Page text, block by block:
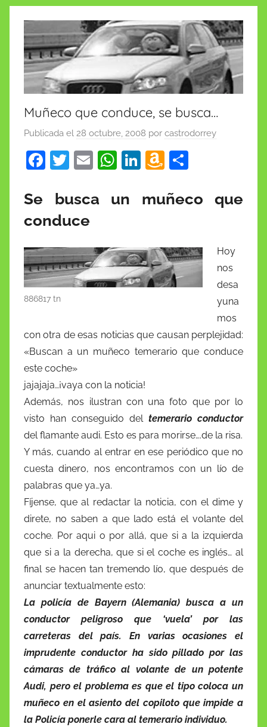
Muñeco que conduce, se busca…
Publicada el 28 octubre, 2008 por castrodorrey
F
c
e
o
o
k
T
itt
er
E
ai
W
at
p
p
Li
k
n
A
a
n
W
is
Li
st
m
tir
Se busca un muñeco que
conduce
886817 tn
Hoy
nos
desa
yuna
mos
con otra de esas noticias que causan perplejidad:
«Buscan a un muñeco temerario que conduce
este coche»
jajajaja…¡vaya con la noticia!
Además, nos ilustran con una foto que por lo
visto han conseguido del temerario conductor
del flamante audi. Esto es para morirse….de la risa.
Y más, cuando al entrar en ese periódico que no
cuesta dinero, nos encontramos con un lío de
palabras que ya…ya.
Fíjense, que al redactar la noticia, con el dime y
direte, no saben a que lado está el volante del
coche. Por aqui o por allá, que si a la izquierda
que si a la derecha, que si el coche es inglés… al
final se hacen tan tremendo lío, que después de
anunciar textualmente esto:
La policía de Bayern (Alemania) busca a un
conductor peligroso que ‘vuela’ por las
carreteras del país. En varias ocasiones el
imprudente conductor ha sido pillado por las
cámaras de tráfico al volante de un potente
Audi, pero el problema es que el tipo coloca un
muñeco en el asiento del copiloto que impide a
la Policía ponerle cara al temerario individuo.